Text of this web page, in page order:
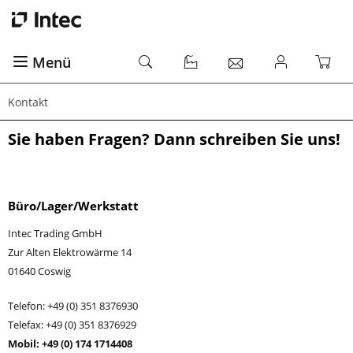
Menü
Kontakt
Sie haben Fragen? Dann schreiben Sie uns!
Büro/Lager/Werkstatt
Intec Trading GmbH
Zur Alten Elektrowärme 14
01640 Coswig
Telefon: +49 (0) 351 8376930
Telefax: +49 (0) 351 8376929
Mobil: +49 (0) 174 1714408